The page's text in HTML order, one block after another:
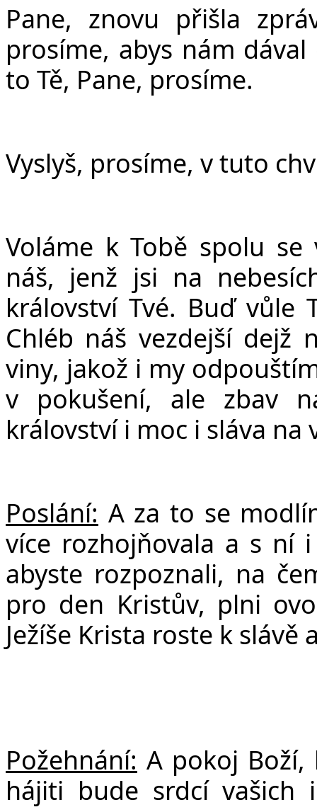
Pane, znovu přišla
prosíme, abys nám
to Tě, Pane, prosíme.
Vyslyš, prosíme, v tuto
Voláme k Tobě spolu
náš, jenž jsi na
království Tvé. Buďvůle
Chléb náš vezdejší dejž
viny, jakož i my odpouš
v pokušení, ale zbav
království i moc i sláva na
Poslání: A za to se
více rozhojňovala a s ní
abyste rozpoznali, na
pro den Kristův, plni
Ježíše Krista roste k slávě
Požehnání: A pokoj Boží,
hájiti bude srdcí vašich